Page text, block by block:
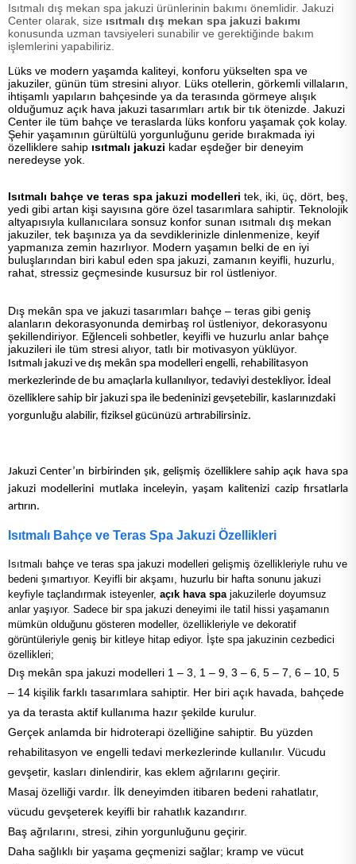
Isıtmalı dış mekan spa jakuzi ürünlerinin bakımı önemlidir. Jakuzi
Center olarak, size ısıtmalı dış mekan spa jakuzi bakımı
konusunda uzman tavsiyeleri sunabilir ve gerektiğinde bakım
işlemlerini yapabiliriz.
Lüks ve modern yaşamda kaliteyi, konforu yükselten spa ve
jakuziler, günün tüm stresini alıyor. Lüks otellerin, görkemli villaların,
ihtişamlı yapıların bahçesinde ya da terasında görmeye alışık
olduğumuz açık hava jakuzi tasarımları artık bir tık ötenizde. Jakuzi
Center ile tüm bahçe ve teraslarda lüks konforu yaşamak çok kolay.
Şehir yaşamının gürültülü yorgunluğunu geride bırakmada iyi
özelliklere sahip ısıtmalı jakuzi kadar eşdeğer bir deneyim
neredeyse yok.
Isıtmalı bahçe ve teras spa jakuzi modelleri tek, iki, üç, dört, beş,
yedi gibi artan kişi sayısına göre özel tasarımlara sahiptir. Teknolojik
altyapısıyla kullanıcılara sonsuz konfor sunan ısıtmalı dış mekan
jakuziler, tek başınıza ya da sevdiklerinizle dinlenmenize, keyif
yapmanıza zemin hazırlıyor. Modern yaşamın belki de en iyi
buluşlarından biri kabul eden spa jakuzi, zamanın keyifli, huzurlu,
rahat, stressiz geçmesinde kusursuz bir rol üstleniyor.
Dış mekân spa ve jakuzi tasarımları bahçe – teras gibi geniş
alanların dekorasyonunda demirbaş rol üstleniyor, dekorasyonu
şekillendiriyor. Eğlenceli sohbetler, keyifli ve huzurlu anlar bahçe
jakuzileri ile tüm stresi alıyor, tatlı bir motivasyon yüklüyor.
Isıtmalı jakuzi ve dış mekân spa modelleri engelli, rehabilitasyon
merkezlerinde de bu amaçlarla kullanılıyor, tedaviyi destekliyor. İdeal
özelliklere sahip bir jakuzi spa ile bedeninizi gevşetebilir, kaslarınızdaki
yorgunluğu alabilir, fiziksel gücünüzü artırabilirsiniz.
Jakuzi Center’ın birbirinden şık, gelişmiş özelliklere sahip açık hava spa
jakuzi modellerini mutlaka inceleyin, yaşam kalitenizi cazip fırsatlarla
artırın.
Isıtmalı Bahçe ve Teras Spa Jakuzi Özellikleri
Isıtmalı bahçe ve teras spa jakuzi modelleri gelişmiş özellikleriyle ruhu ve
bedeni şımartıyor. Keyifli bir akşamı, huzurlu bir hafta sonunu jakuzi
keyfiyle taçlandırmak isteyenler, açık hava spa jakuzilerle doyumsuz
anlar yaşıyor. Sadece bir spa jakuzi deneyimi ile tatil hissi yaşamanın
mümkün olduğunu gösteren modeller, özellikleriyle ve dekoratif
görüntüleriyle geniş bir kitleye hitap ediyor. İşte spa jakuzinin cezbedici
özellikleri;
Dış mekân spa jakuzi modelleri 1 – 3, 1 – 9, 3 – 6, 5 – 7, 6 – 10, 5
– 14 kişilik farklı tasarımlara sahiptir. Her biri açık havada, bahçede
ya da terasta aktif kullanıma hazır şekilde kurulur.
Gerçek anlamda bir hidroterapi özelliğine sahiptir. Bu yüzden
rehabilitasyon ve engelli tedavi merkezlerinde kullanılır. Vücudu
gevşetir, kasları dinlendirir, kas eklem ağrılarını geçirir.
Masaj özelliği vardır. İlk deneyimden itibaren bedeni rahatlatır,
vücudu gevşeterek keyifli bir rahatlık kazandırır.
Baş ağrılarını, stresi, zihin yorgunluğunu geçirir.
Daha sağlıklı bir yaşama geçmenizi sağlar; kramp ve vücut